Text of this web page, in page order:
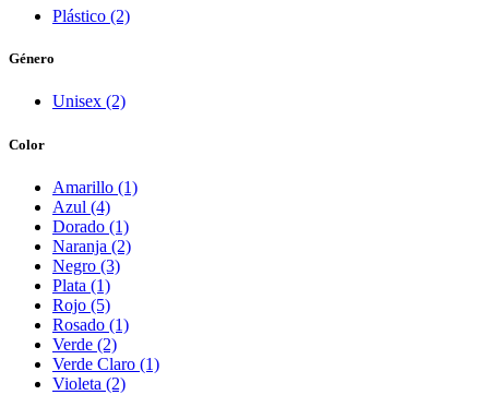
Plástico (2)
Género
Unisex (2)
Color
Amarillo (1)
Azul (4)
Dorado (1)
Naranja (2)
Negro (3)
Plata (1)
Rojo (5)
Rosado (1)
Verde (2)
Verde Claro (1)
Violeta (2)